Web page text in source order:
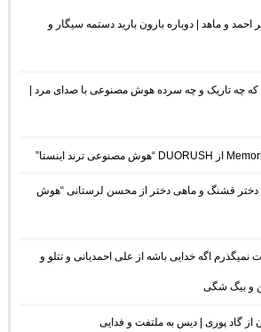
احمد و ماهد | دوباره بارون بارید دستمه سیگار و
که چه تاریک و چه سرده هوش مصنوعی با صدای مرد |
دختر قشنگ و ماهی دختر از محسن لرستانی “هوش
نمیگذرم اگه خدایی باشه از علی احمدیانی و تتلو و
و بیگ شگی
از گاد پوری | دیس به ملتفت و فدایی